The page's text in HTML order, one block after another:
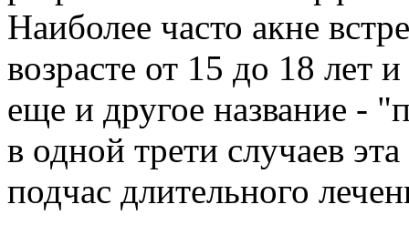
Наиболее часто акне
возрасте от 15 до 18 лет
еще и другое название -
в одной трети случаев
подчас длительного